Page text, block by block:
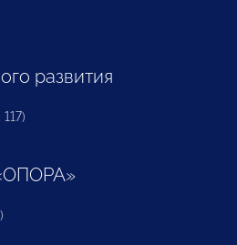
развития